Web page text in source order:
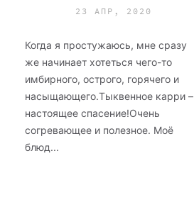
23 АПР, 2020
Когда я простужаюсь, мне сразу
же начинает хотеться чего-то
имбирного, острого, горячего и
насыщающего.Тыквенное карри –
настоящее спасение!Очень
согревающее и полезное. Моё
блюд...